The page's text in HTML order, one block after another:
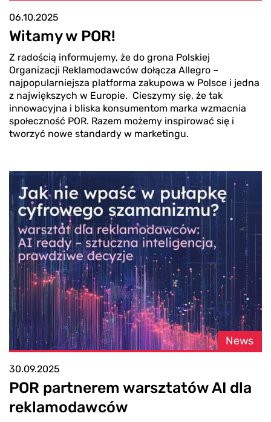
06.10.2025
Witamy w POR!
Z radością informujemy, że do grona Polskiej
Organizacji Reklamodawców dołącza Allegro –
najpopularniejsza platforma zakupowa w Polsce i jedna
z największych w Europie. Cieszymy się, że tak
innowacyjna i bliska konsumentom marka wzmacnia
społeczność POR. Razem możemy inspirować się i
tworzyć nowe standardy w marketingu.
News
30.09.2025
POR partnerem warsztatów AI dla
reklamodawców